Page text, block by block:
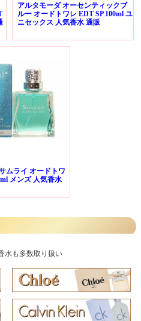
アルタモーダ オーセンティックブ
ルー オードトワレ EDT SP 100ml ユ
ニセックス 人気香水 通販
ムライ オードトワ
メンズ 人気香水
水も多数取り扱い